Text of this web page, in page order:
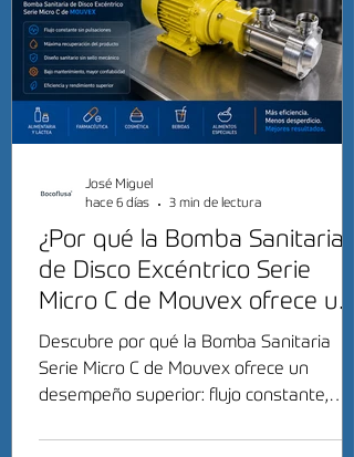
¿Por qué la Bomba Sanitaria
de Disco Excéntrico Serie
Micro C de Mouvex ofrece un
desempeño superior?
Descubre por qué la Bomba Sanitaria
Serie Micro C de Mouvex ofrece un
desempeño superior: flujo constante,
José Miguel
hace 6 días
3 min de lectura